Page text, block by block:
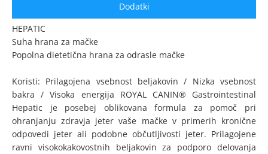
Dodatki
HEPATIC
Suha hrana za mačke
Popolna dietetična hrana za odrasle mačke
Koristi: Prilagojena vsebnost beljakovin / Nizka vsebnost
bakra / Visoka energija ROYAL CANIN® Gastrointestinal
Hepatic je posebej oblikovana formula za pomoč pri
ohranjanju zdravja jeter vaše mačke v primerih kronične
odpovedi jeter ali podobne občutljivosti jeter. Prilagojene
ravni visokokakovostnih beljakovin za podporo delovanja